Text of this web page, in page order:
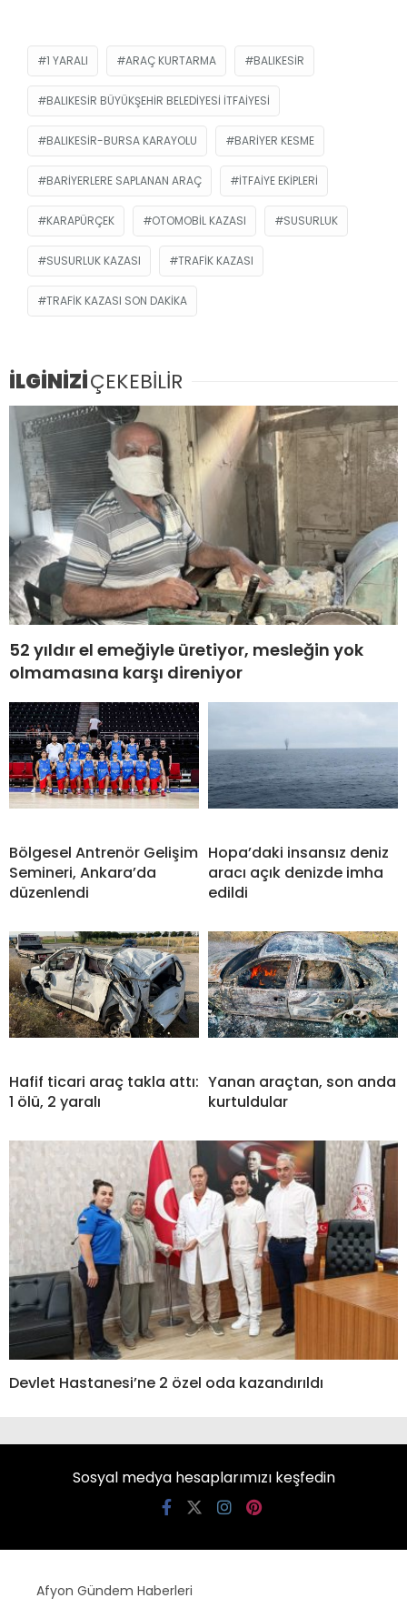
1 YARALI ARAÇ KURTARMA BALIKESIR
BALIKESIR BÜYÜKŞEHIR BELEDIYESI İTFAIYESI
BALIKESIR-BURSA KARAYOLU BARIYER KESME
BARIYERLERE SAPLANAN ARAÇ ITFAIYE EKIPLERI
KARAPÜRÇEK OTOMOBIL KAZASI SUSURLUK
SUSURLUK KAZASI TRAFIK KAZASI
TRAFIK KAZASI SON DAKIKA
İLGİNİZİÇEKEBİLİR
52 yıldır el emeğiyle üretiyor, mesleğin yok
olmamasına karşı direniyor
Bölgesel Antrenör Gelişim
Semineri, Ankara’da
düzenlendi
Hopa’daki insansız deniz
aracı açık denizde imha
edildi
Hafif ticari araç takla attı:
1 ölü, 2 yaralı
Yanan araçtan, son anda
kurtuldular
Devlet Hastanesi’ne 2 özel oda kazandırıldı
Sosyal medya hesaplarımızı keşfedin
Afyon Gündem Haberleri